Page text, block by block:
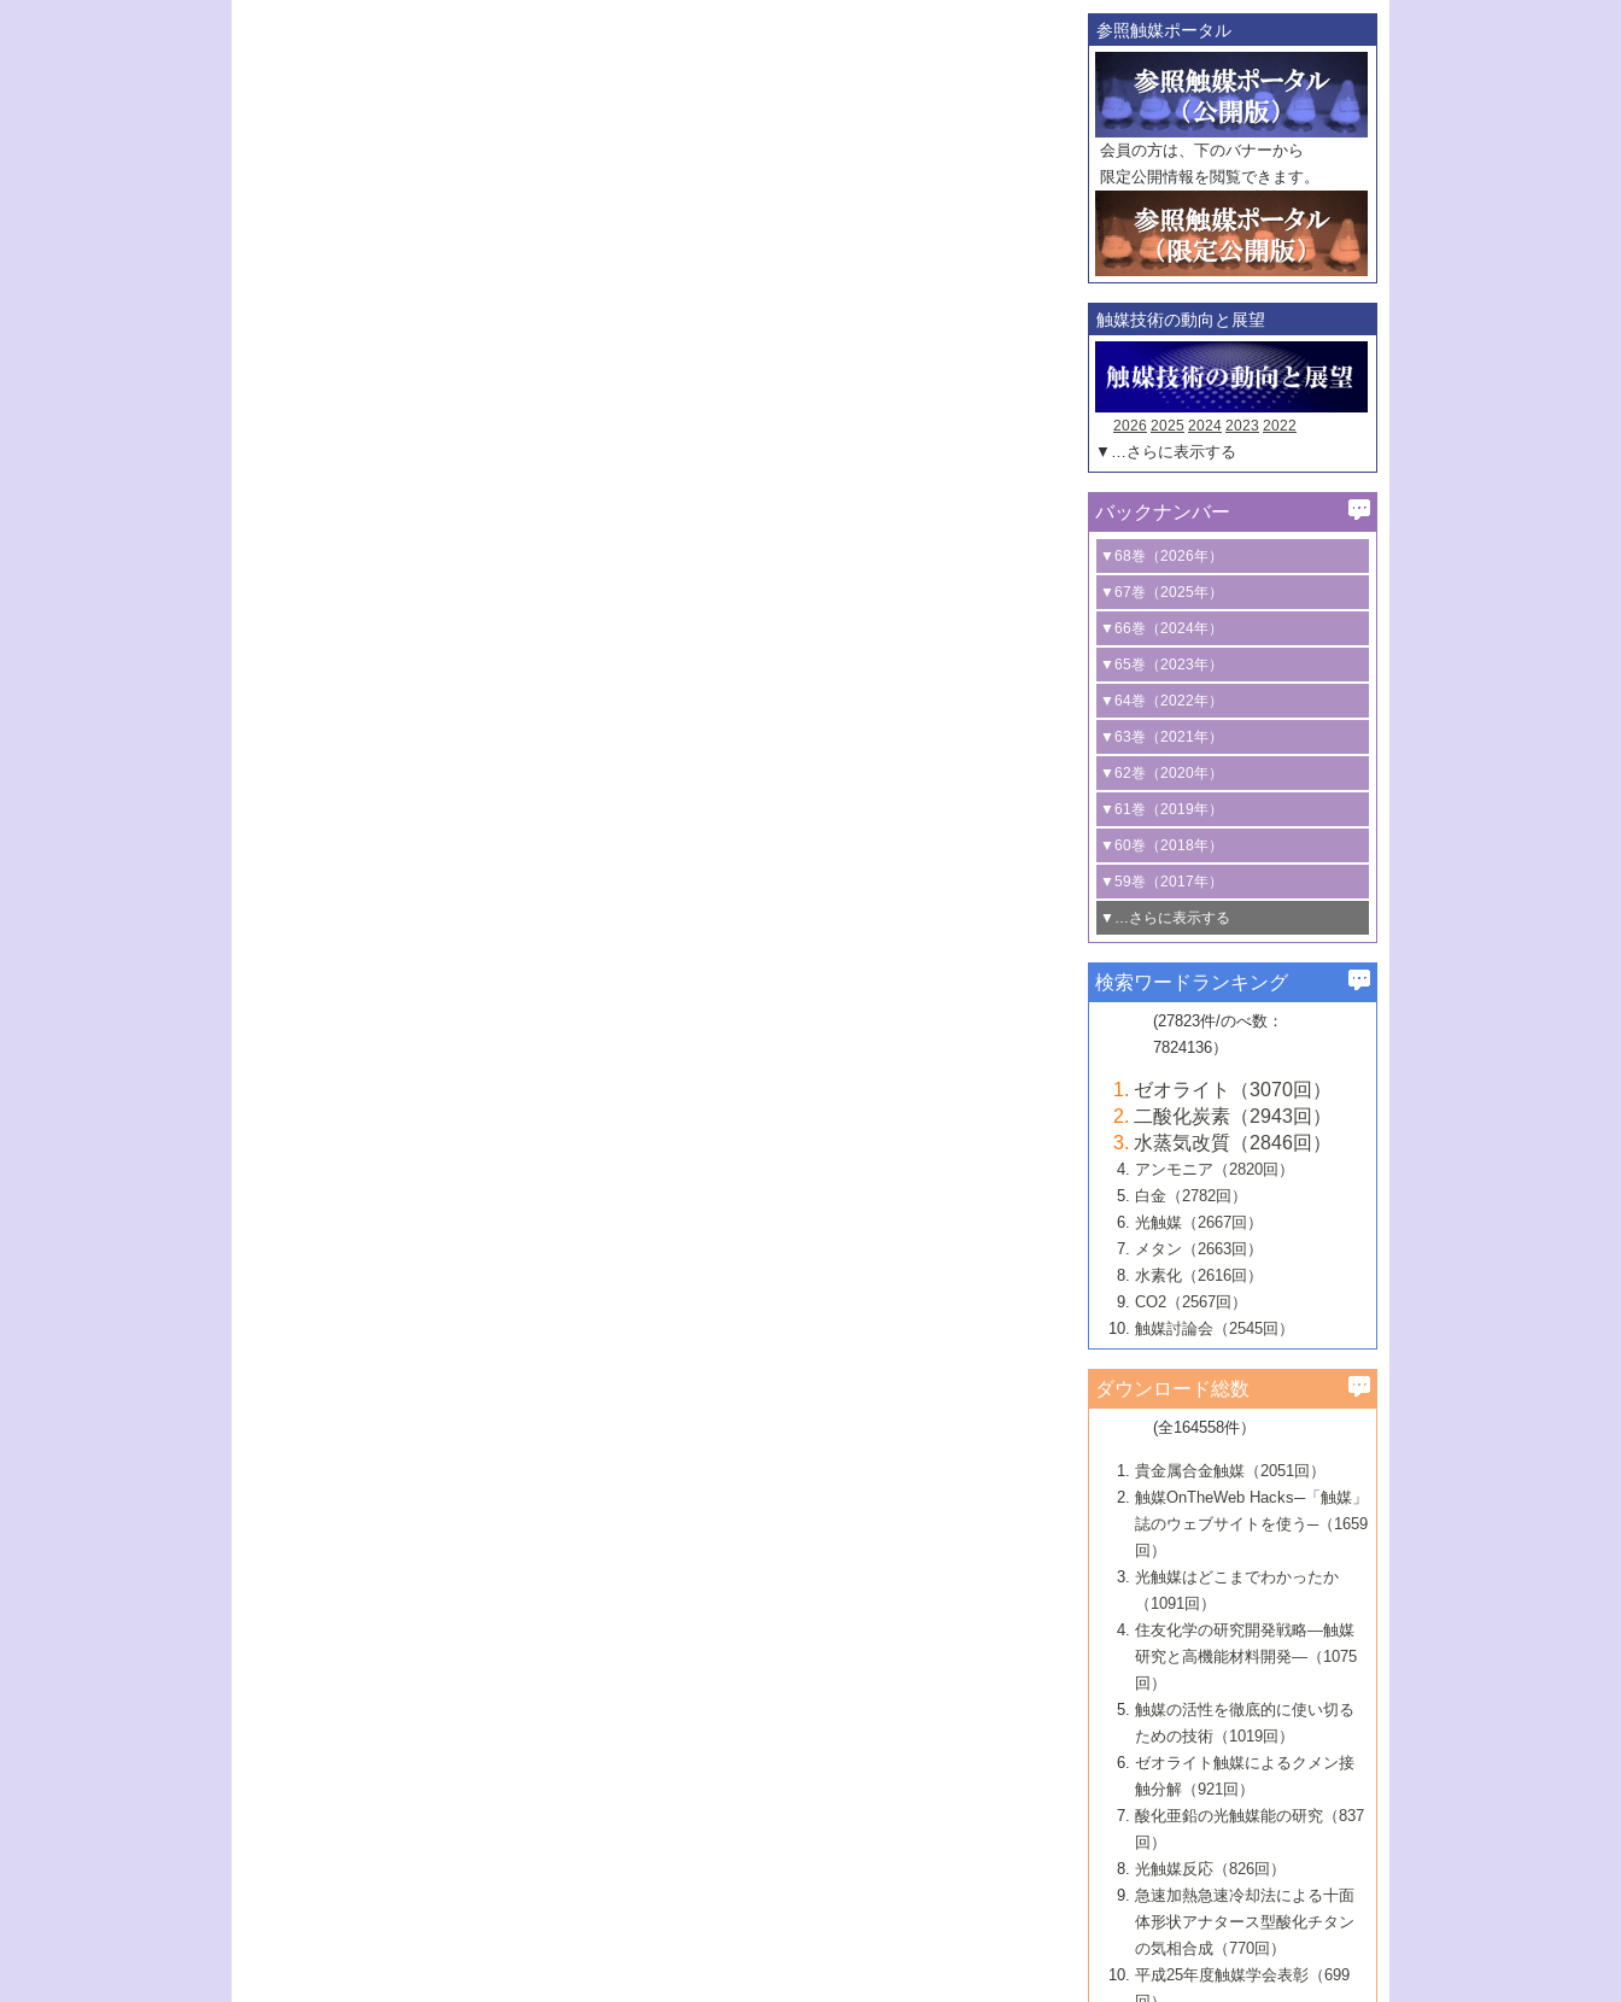
参照触媒ポータル
会員の方は、下のバナーから
限定公開情報を閲覧できます。
触媒技術の動向と展望
2026 2025 2024 2023 2022
▼…さらに表示する
バックナンバー
▼68巻（2026年）
1号 過酸化水素合成に関する研究動向
2号 コンピューター技術により加速する
触媒開発
3号 有機分子変換やCO 資源化のための
光触媒に関する最近の研究
B号 第137回触媒討論会（2026年）
▼67巻（2025年）
1号 CO
水素化によるグリーン燃料/グリ
ーンケミカル製造
2号 水素製造のための水分解技術に関す
る最近の研究
3号 オレフィン系樹脂の精密合成に関す
る最新技術
4号 アルコール類の効率的変換を実現す
る非貴金属触媒の研究動向
5号 ゼオライトの合成と応用における研
究動向
6号 ヘテロ接合界面
B号 第135回触媒討論会（2025年）
▼66巻（2024年）
1号 低次元ナノ構造を有する触媒材料
2号 規制反応場を活用した固体触媒研究
の新展開
3号 未踏分子変換を目指した酸化触媒プ
ロセスの最前線
4号 シンクロトロン放射光および中性子
線を利用した触媒解析技術の最先端
5号 単原子触媒
6号 参照触媒委員会からのお知らせ
B号 第133回触媒討論会（2023年）
▼65巻（2023年）
1号 炭素が関わる触媒機能
2号 プラスチックケミカルリサイクルの
ための触媒技術
3号 非酸化物系金属化合物を基盤とした
触媒材料の開発
4号 格子酸素・格子酸素欠陥を利用した
触媒反応
5号 生体触媒によるエネルギー変換反応
6号 窒素とリンの循環のための触媒・機
能性材料
▼64巻（2022年）
1号 合成ガス製造とCOを用いるケミカル
ズ合成の最新動向
2号 化学品合成のための合金触媒開発
3号 CO の排出削減および有効活用のた
めの触媒技術
4号 若手による情報発信企画～とびたて
若き触媒の研究者たち～（1）
若き触媒の研究者たち～（2）
6号 石油のノーブル・ユースを志向した
触媒技術
大学：オンライン・対面開催）
▼63巻（2021年）
1号 金触媒の新展開
2号 ペロブスカイト
3号 特殊反応場を利用した触媒的分子変
換反応
4号 多孔質材料を用いた触媒の新展開
5号 情報学的手法を用いた触媒開発
6号 カーボンニュートラルに向けた電解
技術
B号 第127回触媒討論会（2021年・オン
ライン開催(Zoom)のみ）
▼62巻（2020年）
1号 触媒設計を拓く欠陥構造のキャラク
タリゼーション
2号 機能化学品製造に資するクリーンな
触媒的酸化反応
3号 水処理のための触媒化学
4号 光触媒を用いた水分解の最新の研究
動向
5号 次世代の触媒プロセスを支えるマイ
6号 メタン転換技術の最新動向
B号 第125回触媒討論会（2020年・工学
院大学）
▼61巻（2019年）
1号 物質移動制御に着目した触媒プロセ
ス開発
2号 CO2 フリー水素サプライチェーンに
関わる触媒開発動向
3号 精密高分子合成に関する最近の研究
動向
4号 バイオマス化成品製造のための触媒
5号 固体触媒による含窒素有機化合物変
換の最前線
6号 貴金属使用量低減に向けた自動車排
ガス浄化触媒の開発
B号 第123回触媒討論会（2019年・大阪
▼60巻（2018年）
1号 固体酸触媒の最新の研究動向
2号 二酸化炭素からの有用化学品合成
3号 ナノ粒子・クラスター触媒の最前線
4号 60周年記念企画
5号 進化するゼオライト合成技術
6号 非貴金属系触媒における電気化学的
B号 第121回触媒討論会（2018年・東京
大学）
▼59巻（2017年）
1号 いたるところに，触媒
最先端技術
3号 無機分離膜材料の開発と触媒反応プ
ロセスへの適用
5号 水素のふるまいを解き明かす最先端
研究
6号 低級アルカンの有効利用のための触
媒技術
B号 第119回触媒討論会（2017年・首都
大学東京）
▼…さらに表示する
1号 ユニークな構造の高分子を生み出す触
2号 リグニンからの化成品製造に向けた触
媒技術
3号 触媒研究の最先端～とびたて若き研究
者たち～（1）
4号 触媒研究の最先端～とびたて若き研究
者たち～（2）
5号 触媒研究の最先端～とびたて若き研究
者たち～（3）
6号 イオニクス材料と燃料電池・電解合成
の最新の研究動向
B号 第117回触媒討論会（2016年・大阪府
立大学）
▼57巻（2015年）
1号 水素キャリアにかかわる触媒技術の新
2号 石油精製用触媒の最近の進展
3号 固体酸化物形燃料電池（SOFC）におけ
るアノード触媒上での燃料直接改質技術
4号 コアシェル構造の制御による触媒機能
5号 工業触媒およびその周辺技術の最近の
進歩
6号 ナノシート
B号 第115回触媒討論会（2015年・成蹊大
▼56巻（2014年）
2号 光触媒反応機構に関する最新の研究動
向
開発動向
4号 人工光合成に向けた近年のアプローチ
5号 未利用熱エネルギーの有効活用に貢献
する触媒技術
6号 ポリオキソメタレート
B号 第113回触媒討論会（2014年・ロワジ
ールホテル豊橋）
1号 高耐久性燃料電池システム用触媒にお
ける新展開
2号 リビングラジカル重合の最近の動向
3号 天然ガスの化学工業的展開に関する触
媒技術
4号 貴金属触媒の精密構造制御とその活用
5号 バイオマス化成品製造のための固体触
6号 ナノ空間─吸着状態解析から新機能開拓
B号 第111回触媒討論会（2013年・関西大
▼54巻（2012年）
1号 規則性多孔体の利用技術における最近
の進歩
2号 第109回触媒討論会
3号 貴金属低減技術の最新動向
4号 貴金属代替技術の最新動向
5号 光触媒による物質変換反応の新展開
6号 グラフェン
7号 水素を利用する化成品合成の新潮流
▼53巻（2011年）
1号 金属学から見る合金触媒の新展開
2号 第107回触媒討論会
3号 触媒のその場観察法の進歩（１）
4号 触媒のその場観察法の進歩（２）
5号 不活性結合の触媒的活性化による有機
合成
6号 新しい固体酸触媒技術
7号 ゼオライト合成における最近の進歩
▼52巻（2010年）
1号 触媒の劣化対策と長寿命触媒開発
2号 第105回触媒討論会
3号 ナノ構造が拓く新機能
4号 活性サイトおよびその環境の精密な設
計による触媒の高機能化
5号 触媒を有効に使うための技術
7号 有機分子触媒による精密有機合成
8号 高機能化ポリオレフィンに向けた重合
触媒の最近の進展
1号 炭素材料－熱い注目を集める材料－
2号 第103回触媒討論会
3号 環境浄化用光触媒の現状と課題
4号 水素社会の実現に向けた水素製造・貯
蔵技術の進歩
5号 CO2が関わる触媒・材料
7号 持続可能社会実現のための触媒および
触媒関連技術
▼50巻（2008年）
1号 触媒化学と学会のこの10年，半世紀，
そして未来
2号 第101回触媒討論会
4号 錯体を利用したユニークな表面構造の
構築と機能
5号 若手会員による触媒研究の未来展望1：
企業編
6号 第102回触媒討論会
7号 触媒・化学反応における計算化学の進
8号 若手研究者による触媒研究の未来展望
2：大学・研究所編
▼49巻（2007年）
1号 含フッ素化合物の合成と触媒
2号 第99回触媒討論会
3号 実用的ファインケミカル合成プロセス
を実現する触媒
5号 こんな物質，あんな物質―新たな触媒
の可能性―
7号 『結晶の化学』を活かした触媒研究
8号 イオン液体の応用
▼48巻（2006年）
1号 固体酸触媒の最近の進歩
2号 第97回触媒討論会
3号 リビング重合触媒の最近の展開
5号 水素製造・貯蔵のための触媒技術の新
しい展開
6号 第98回触媒討論会
7号 基礎化学品製造の触媒技術
8号 多機能型リアクター
1号 最近の触媒担体とその効果
2号 第95回触媒討論会
4号 水分解用光触媒材料
5号 時間分解分光の進歩と応用
6号 第96回触媒討論会
8号 超臨界流体を用いた化学プロセスの新
▼46巻（2004年）
1号 部分酸化反応触媒の最前線
2号 第93回触媒討論会
3号 特殊エネルギー場の触媒反応
4号 生体内における金属の触媒作用
5号 ファインケミカルズの展開に寄与する
6号 第94回触媒討論会
7号 サブナノレベルでみた新しい表面現象
8号 オレフィン重合触媒の新たな展
▼45巻（2003年）
1号 なぜこの触媒が良いのか？
2号 第91回触媒討論会
3号 最近の自動車排ガス処理技術
4号 触媒研究の現状と将来─第90回触媒討論
5号 基礎化学品製造の触媒技術
6号 第92回触媒討論会
7号 基礎化学品製造の触媒技術
8号 資源の循環と触媒技術
▼44巻（2002年）
1号 高次制御された触媒の化学
2号 第89回触媒討論会
3号 触媒を利用した電気化学の新展開
4号 ナノ材料の調製と機能化
5号 こんな触媒が欲しい
6号 第90回触媒討論会
7号 触媒研究と学術雑誌/情報
8号 若い世代からみた触媒化学の現状と未
▼43巻（2001年）
1号 グリーンケミストリーと触媒
2号 第87回触媒討論会特集号
3号 生体触媒とバイオプロセス
4号 水素製造・利用の触媒化学
5号 触媒研究における新しい切り口：コン
ビナトリアルケミストリー
6号 第88回触媒討論会特集号
7号 企業における触媒研究のブレークスル
8号 この材料を触媒として使ってみません
▼42巻（2000年）
1号 触媒反応工学の明日を拓く
2号 第85回触媒討論会
3号 反応ダイナミクス
5号 触媒のおもしろさをどのように伝える
6号 第86回触媒討論会
7号 水素化精製触媒の新しい展開
8号 新しい反応性と機能性を目指した金属
クラスタ-化学
▼41巻（1999年）
1号 孔、穴、あな?-特異な空間とその利用-
2号 第83回触媒討論会
3号 均一系触媒反応最前線
4号 実用炭素材料の新展開
5号 研究の方法論を考える
7号 機能性金属材料と触媒
8号 触媒研究へのNMRの応用と展望
▼40巻（1998年）
進展と21世紀への提言/創立40周年記念・触
媒学会この10年の歩みとこれから/創立40周
2号 第81回触媒討論会
3号 計算機触媒化学へのさそい
4号 触媒劣化の制御と予測
5号 最新の実用プロセスと触媒
6号 第82回触媒討論会
7号 ナノ構造体の化学
8号 あの反応は今
1号 均一系と不均一系触媒反応-その特徴と
接点
2号 第79回触媒討論会
3号 最新NO除去触媒の実用化研究
4号 新しい反応場を目指した触媒調製
5号 反応・分離技術の新しい展開
6号 第80回触媒討論会
8号 AFMでみる世界
▼38巻（1996年）
1号 触媒の構造と触媒作用/C1化学を中心と
する21世紀への触媒
3号 オリンピックメダル:金・銀・銅はどん
な触媒作用を示すか
4号 触媒作用における機能の複合化
5号 未来を拓け！若手研究者
6号 第78回触媒討論会
7号 ダイナミックな領域への触媒研究の展
開/C1化学を中心とする21世紀への触媒
▼37巻（1995年）
1号 ファインケミカルズと固体触媒
2号 第75回触媒討論会
3号 希土類を利用した触媒
4号 触媒とリサイクル
5号 エネルギー変換触媒
6号 第76回触媒討論会
7号 表面吸着相の新しい展開
8号 マイクロポーラス・クリスタル触媒の
▼36巻（1994年）
1号 電気化学と触媒
2号 第73回触媒討論会
3号 C4化学の展開
4号 《通常号》
5号 《通常号》
6号 第74回触媒討論会
▼35巻（1993年）
1号 工業触媒開発マニュアル―探索から工
業化まで
2号 第71回触媒討論会
3号 研究開発のうらおもて―着想と展開
4号 触媒劣化と寿命の予測
5号 環境に優しい触媒
▼34巻（1992年）
1号 インパクトを与えたこの研究
2号 第69回触媒討論会
3号 ケミカルズ合成触媒―新しい展開と応
▼33巻（1991年）
1号 触媒プロセス開発マニュアル―探索か
ら工業化まで，知っておきたいこと PartII
2号 第67回触媒討論会
▼32巻（1990年）
1号 21世紀に向けて触媒研究の飛躍をめざ
す―触媒化学の裾野を広げよう
2号 第65回触媒討論会
▼31巻（1989年）
1号 情報科学と反応設計・材料設計
▼30巻（1988年）
検索ワードランキング
(27823件/のべ数：
7824136）
ゼオライト（3070回）
二酸化炭素（2943回）
水蒸気改質（2846回）
アンモニア（2820回）
白金（2782回）
光触媒（2667回）
メタン（2663回）
水素化（2616回）
CO2（2567回）
触媒討論会（2545回）
ダウンロード総数
(全164558件）
貴金属合金触媒（2051回）
触媒OnTheWeb Hacks─「触媒」
誌のウェブサイトを使う─（1659
回）
光触媒はどこまでわかったか
（1091回）
住友化学の研究開発戦略―触媒
研究と高機能材料開発―（1075
回）
触媒の活性を徹底的に使い切る
ための技術（1019回）
ゼオライト触媒によるクメン接
触分解（921回）
酸化亜鉛の光触媒能の研究（837
回）
光触媒反応（826回）
急速加熱急速冷却法による十面
体形状アナタース型酸化チタン
の気相合成（770回）
平成25年度触媒学会表彰（699